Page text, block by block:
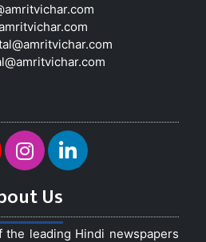
Us
leading Hindi newspapers